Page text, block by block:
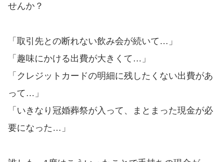
カードローンQ&A
リボ払いをそのまま払いきると
カードローンの見直しで40万円
せんか？
「取引先との断れない飲み会が続いて…」
「趣味にかける出費が大きくて…」
「クレジットカードの明細に残したくない出費があ
って…」
「いきなり冠婚葬祭が入って、まとまった現金が必
要になった…」